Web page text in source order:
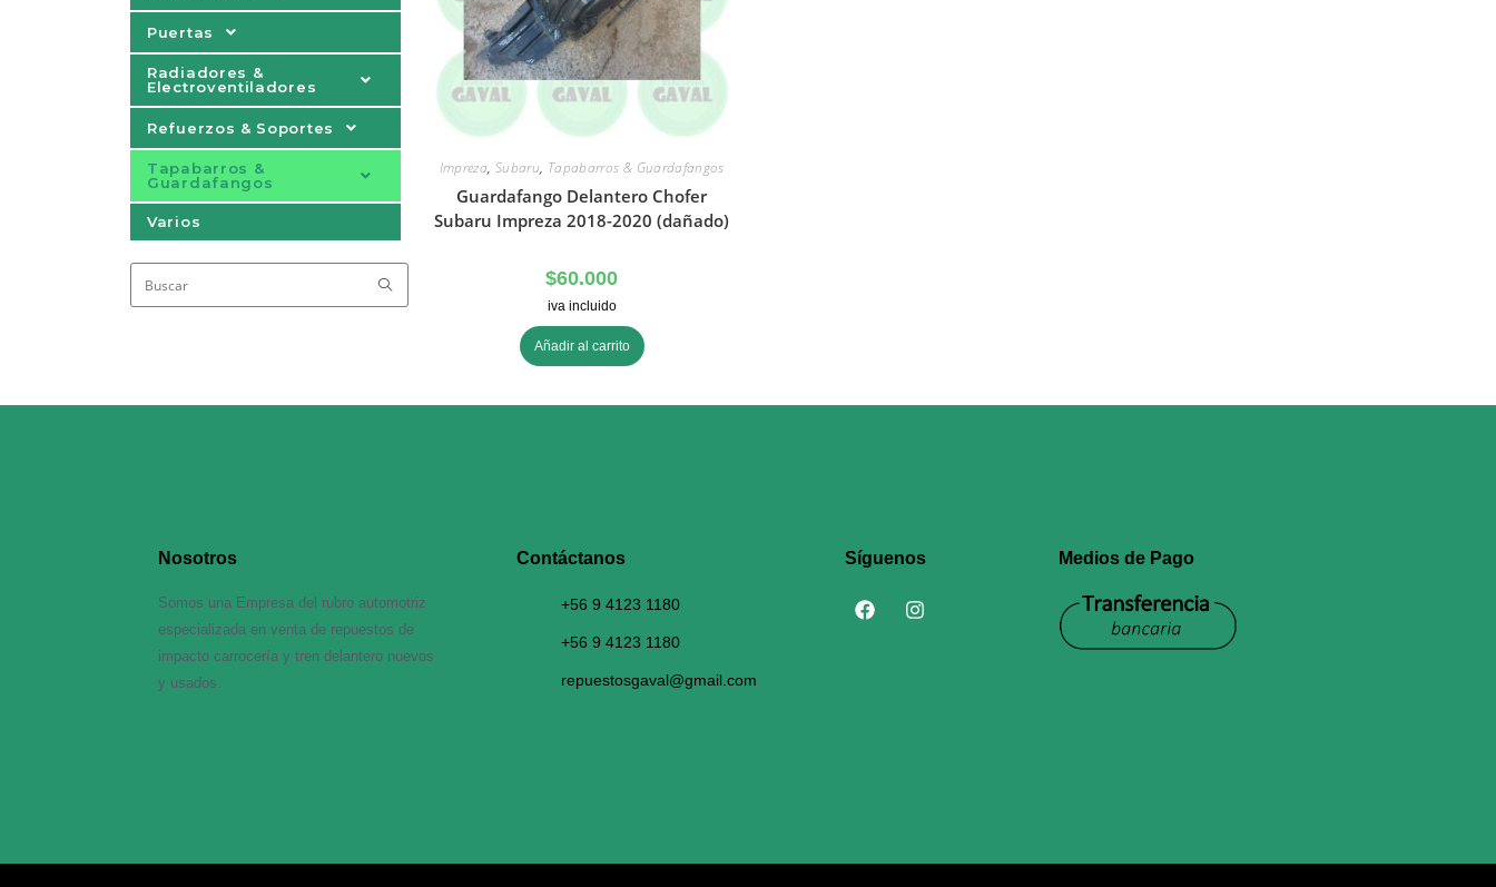
Puertas
Radiadores &
Electroventiladores
Refuerzos & Soportes
Tapabarros &
Guardafangos
Varios
Impreza, Subaru, Tapabarros & Guardafangos
Guardafango Delantero Chofer
Subaru Impreza 2018-2020 (dañado)
$60.000
iva incluido
Añadir al carrito
Nosotros
Somos una Empresa del rubro automotriz
especializada en venta de repuestos de
impacto carrocería y tren delantero nuevos
y usados.
Contáctanos​
+56 9 4123 1180
+56 9 4123 1180
repuestosgaval@gmail.com
Síguenos Medios de Pago